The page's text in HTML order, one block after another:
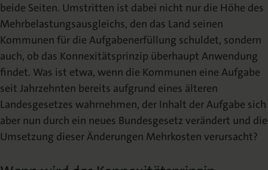
beide Seiten. Umstritten ist dabei nicht nur die Höhe des
Mehrbelastungsausgleichs, den das Land seinen
Kommunen für die Aufgabenerfüllung schuldet, sondern
auch, ob das Konnexitätsprinzip überhaupt Anwendung
findet. Was ist etwa, wenn die Kommunen eine Aufgabe
seit Jahrzehnten bereits aufgrund eines älteren
Landesgesetzes wahrnehmen, der Inhalt der Aufgabe sich
aber nun durch ein neues Bundesgesetz verändert und die
Umsetzung dieser Änderungen Mehrkosten verursacht?